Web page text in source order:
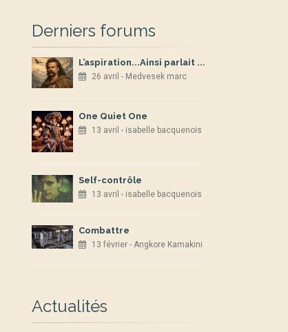
Derniers forums
L’aspiration...Ainsi parlait ...
26 avril - Medvesek marc
One Quiet One
13 avril - isabelle bacquenois
Self-contrôle
13 avril - isabelle bacquenois
Combattre
13 février - Angkore Kamakini
Actualités